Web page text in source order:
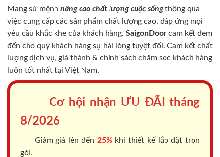
Mang sứ mệnh nâng cao chất lượng cuộc sốngthông qua
việc cung cấp các sản phẩm chất lượng cao, đáp ứng mọi
yêu cầu khắc khe của khách hàng. SaigonDoor cam kết đem
đến cho quý khách hàng sự hài lòng tuyệt đối. Cam kết chất
lượng dịch vụ, giá thành & chính sách chăm sóc khách hàng
luôn tốt nhất tại Việt Nam.
Cơ hội nhận ƯU ĐÃI tháng
8/2026
Giảm giá lên đến 25%khi thiết kế lắp đặt trọn
gói.